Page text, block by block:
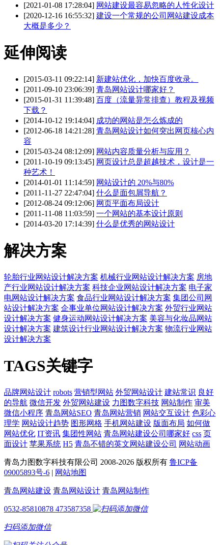
[2021-01-08 17:28:04] 网站建设最容易忽略的人性化设计
[2020-12-16 16:55:32] 建设一个常规的公司网站建设成本
大概是多少？
延伸阅读
[2015-03-11 09:22:14] 新建站优化，加快百度收录。
[2011-09-10 23:06:39] 青岛网站设计哪家好？
[2015-01-31 11:39:48] 百度（流量异常排查）教程及视频
下载？
[2014-10-12 19:14:04] 成功的网站是怎么炼成的
[2012-06-18 14:21:28] 青岛网站设计如何突出网页核心内
容
[2015-03-24 08:12:09] 网站内容质量分析与应用？
[2011-10-19 09:13:45] 网页设计总是超越技术，设计是一
种艺术！
[2014-01-01 11:14:59] 网站设计的 20%与80%
[2011-11-27 22:47:04] 什么是面包屑导航？
[2012-08-24 09:12:06] 网页平面布局设计
[2011-11-08 11:03:59] 一个网站的基本设计原则
[2014-03-20 17:14:39] 什么是优秀的网站设计
解决方案
轮胎行业网站设计解决方案 机械行业网站设计解决方案 房地
产行业网站设计解决方案 科技企业网站设计解决方案 电子家
电网站设计解决方案 食品行业网站设计解决方案 集团公司网
站设计解决方案 企事业单位网站设计解决方案 外贸行业网站
设计解决方案 健身运动网站设计解决方案 美容与化妆品网站
设计解决方案 建筑设计行业网站设计解决方案 物流行业网站
设计解决方案
TAGS关键字
品牌网站设计 robots 营销型网站 外贸网站设计 建站常识 良好
的导航 微信开发 外贸网站建设 力图数字科技 网站制作 审美
微信小程序 青岛网站SEO 青岛网站营销 网站交互设计 色彩心
理学 网站设计趋势 图形网格 手机网站建设 版面布局 如何做
网站优化 IT资讯 集团性网站 青岛网站建设公司哪家好 css 页
面设计 苹果系统 H5 青岛不错的英文网站建设公司 网站动画
青岛力图数字科技有限公司 2008-2026 版权所有 鲁ICP备
09005893号-6 | 网站地图
青岛网站建设 青岛网站设计 青岛网站制作
0532-85810878 473587358
扫码添加微信